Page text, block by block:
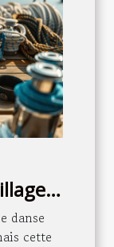
danse
cette